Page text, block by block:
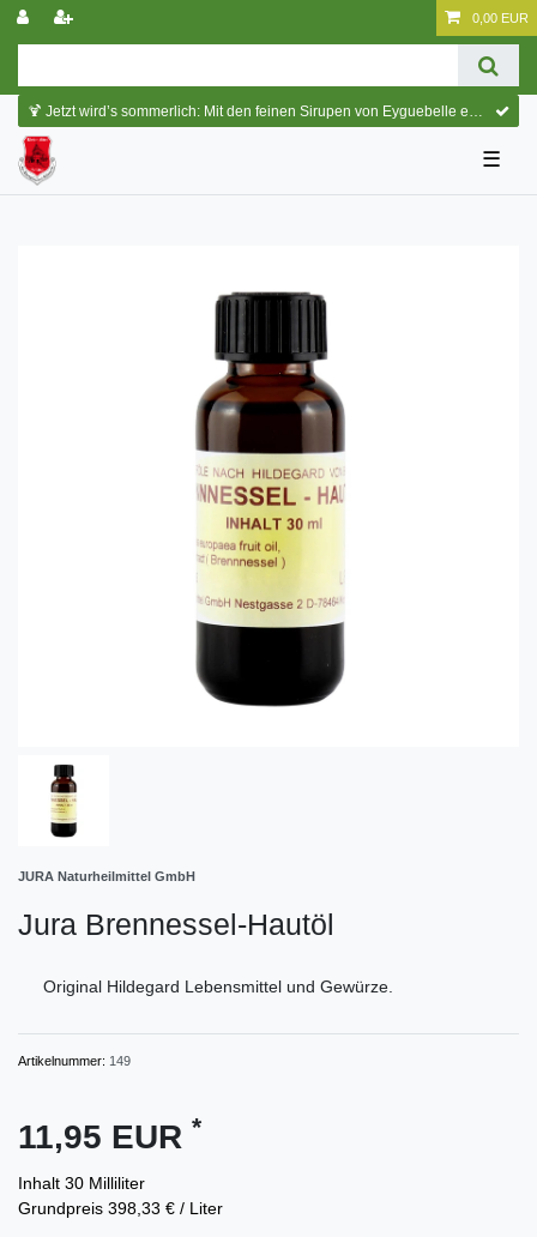
0,00 EUR
🍹 Jetzt wird’s sommerlich: Mit den feinen Sirupen von Eyguebelle entstehen erfrischende Cocktails und köstliche Sommerdrinks.
☰
JURA Naturheilmittel GmbH
Jura Brennessel-Hautöl
Original Hildegard Lebensmittel und Gewürze.
Artikelnummer: 149
11,95 EUR *
Inhalt 30 Milliliter
Grundpreis 398,33 € / Liter